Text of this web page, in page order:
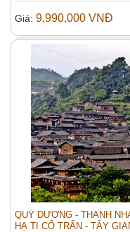
Giá: 9,990,000 VNĐ
QUÝ DƯƠNG - THANH
HẠ TI CỔ TRẤN - TÂY